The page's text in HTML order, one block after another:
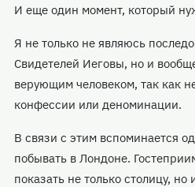
И еще один момент, который
Я не только не являюсь
Свидетелей Иеговы, но и
верующим человеком, так как
конфессии или деноминации.
В связи с этим вспоминается
побывать в Лондоне.
показать не только столицу,